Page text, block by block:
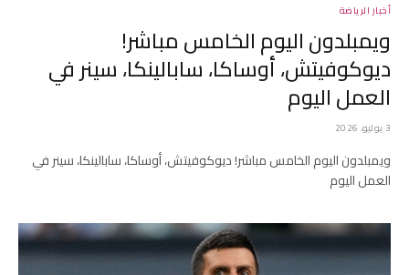
أخبار الرياضة
ويمبلدون اليوم الخامس مباشر!
ديوكوفيتش، أوساكا، سابالينكا، سينر في
العمل اليوم
3 يوليو، 2026
ويمبلدون اليوم الخامس مباشر! ديوكوفيتش، أوساكا، سابالينكا، سينر في
العمل اليوم